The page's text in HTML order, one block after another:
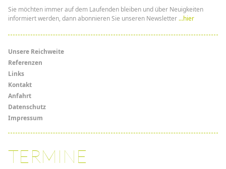
Sie möchten immer auf dem Laufenden bleiben und über Neuigkeiten
informiert werden, dann abonnieren Sie unseren Newsletter ...hier
Menü
Links
Unsere Reichweite
Referenzen
Links
Kontakt
Anfahrt
Datenschutz
Impressum
TERMINE